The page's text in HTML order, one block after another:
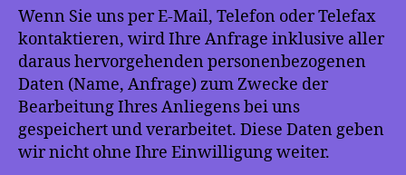
Wenn Sie uns per E-Mail, Telefon oder Telefax
kontaktieren, wird Ihre Anfrage inklusive aller
daraus hervorgehenden personenbezogenen
Daten (Name, Anfrage) zum Zwecke der
Bearbeitung Ihres Anliegens bei uns
gespeichert und verarbeitet. Diese Daten geben
wir nicht ohne Ihre Einwilligung weiter.